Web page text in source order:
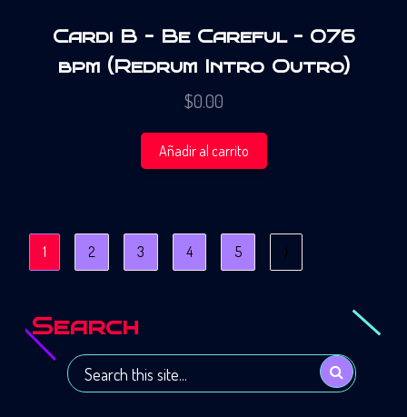
Cardi B – Be Careful – 076
bpm (Redrum Intro Outro)
$0.00
Añadir al carrito
1 2 3 4 5 ⟩
Search